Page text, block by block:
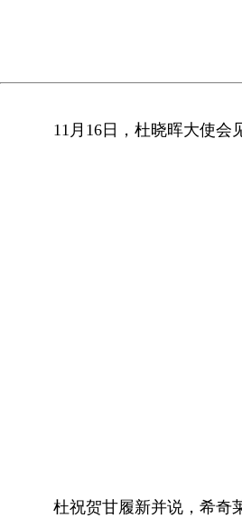
11月16日，杜晓晖大使会
杜祝贺甘履新并说，希奇